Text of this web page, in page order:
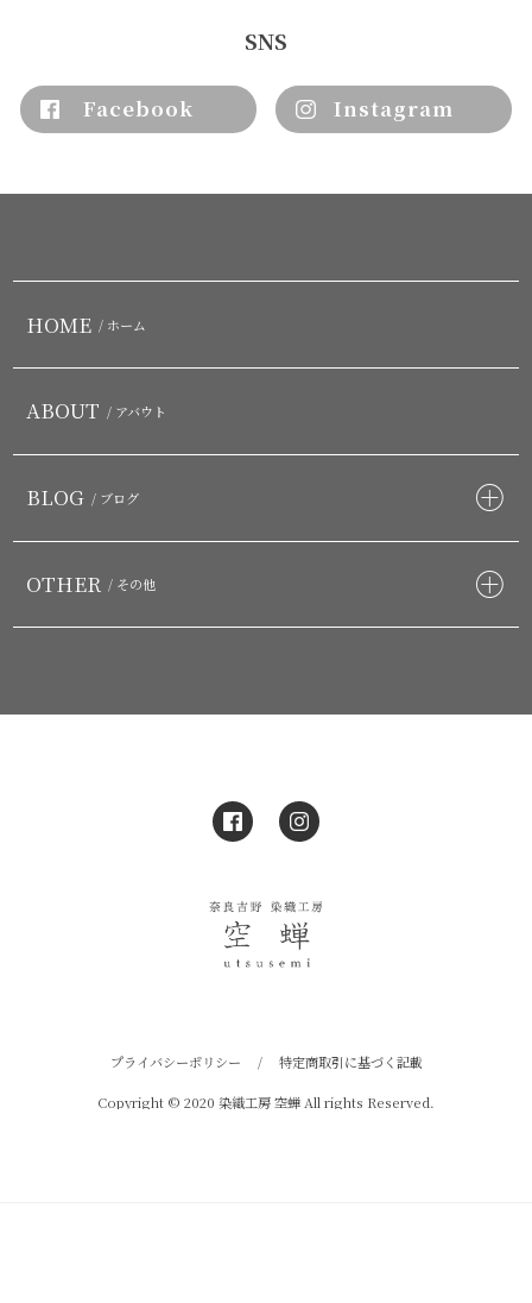
SNS
Facebook Instagram
HOME / ホーム
ABOUT / アバウト
BLOG / ブログ
OTHER / その他
プライバシーポリシー / 特定商取引に基づく記載
Copyright © 2020 染織工房 空蝉 All rights Reserved.